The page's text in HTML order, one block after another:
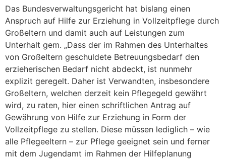
Das Bundesverwaltungsgericht hat bislang einen
Anspruch auf Hilfe zur Erziehung in Vollzeitpflege durch
Großeltern und damit auch auf Leistungen zum
Unterhalt gem. „Dass der im Rahmen des Unterhaltes
von Großeltern geschuldete Betreuungsbedarf den
erzieherischen Bedarf nicht abdeckt, ist nunmehr
explizit geregelt. Daher ist Verwandten, insbesondere
Großeltern, welchen derzeit kein Pflegegeld gewährt
wird, zu raten, hier einen schriftlichen Antrag auf
Gewährung von Hilfe zur Erziehung in Form der
Vollzeitpflege zu stellen. Diese müssen lediglich – wie
alle Pflegeeltern – zur Pflege geeignet sein und ferner
mit dem Jugendamt im Rahmen der Hilfeplanung